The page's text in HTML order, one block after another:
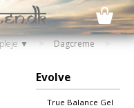
▼ > Dagcreme
Evolve
True Balance Gel